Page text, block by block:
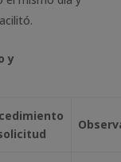
y